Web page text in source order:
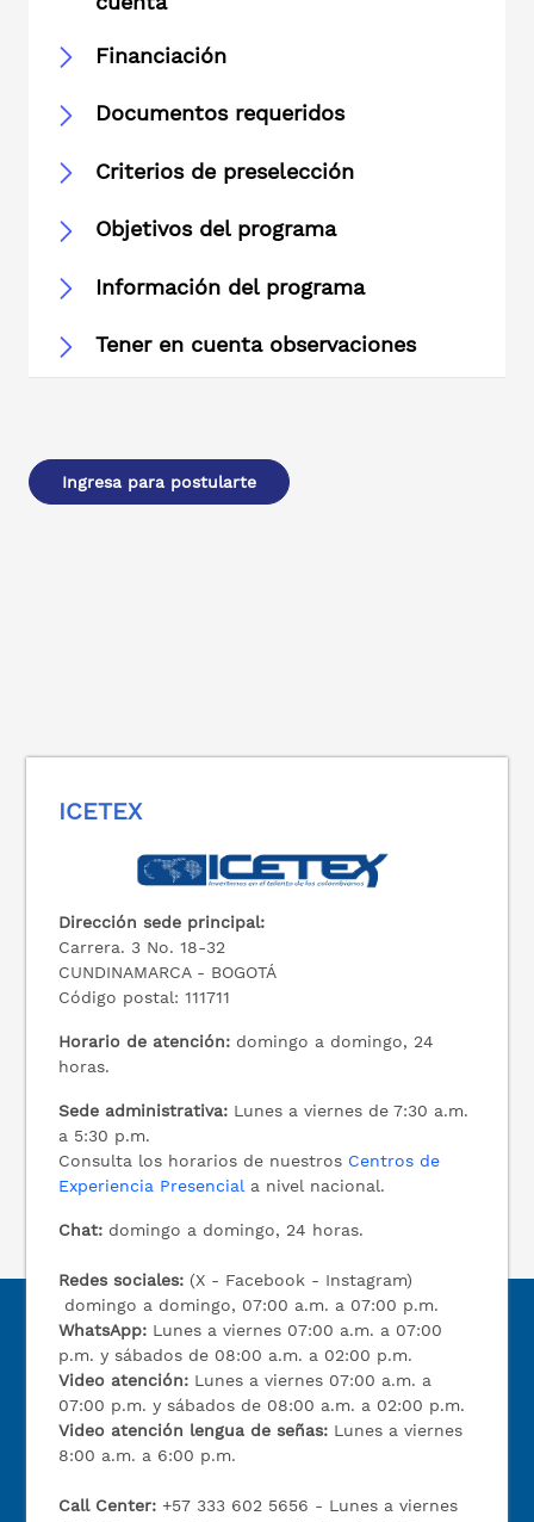
Financiación
Documentos requeridos
Criterios de preselección
Objetivos del programa
Información del programa
Tener en cuenta observaciones
Ingresa para postularte
ICETEX
Dirección sede principal:
Carrera. 3 No. 18-32
CUNDINAMARCA - BOGOTÁ
Código postal: 111711
Horario de atención: domingo a domingo, 24
horas.
Sede administrativa: Lunes a viernes de 7:30 a.m.
a 5:30 p.m.
Consulta los horarios de nuestros Centros de
Experiencia Presencial a nivel nacional.
Chat: domingo a domingo, 24 horas.
Redes sociales: (X - Facebook - Instagram)
domingo a domingo, 07:00 a.m. a 07:00 p.m.
WhatsApp: Lunes a viernes 07:00 a.m. a 07:00
p.m. y sábados de 08:00 a.m. a 02:00 p.m.
Video atención: Lunes a viernes 07:00 a.m. a
07:00 p.m. y sábados de 08:00 a.m. a 02:00 p.m.
Video atención lengua de señas: Lunes a viernes
8:00 a.m. a 6:00 p.m.
Call Center:+57 333 602 5656 - Lunes a viernes